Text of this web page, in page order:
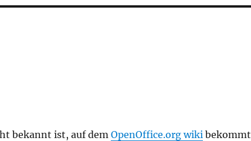
bekannt ist, auf dem OpenOffice.org wikibekommt